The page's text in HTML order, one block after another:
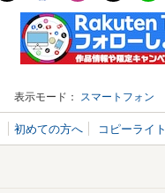
表示モード： スマートフォン
初めての方へ コピーライ